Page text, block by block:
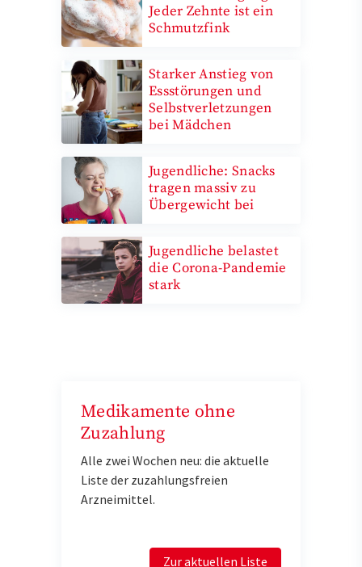
Jeder Zehnte ist ein
Schmutzfink
Starker Anstieg von
Essstörungen und
Selbstverletzungen
bei Mädchen
Jugendliche: Snacks
tragen massiv zu
Übergewicht bei
Jugendliche belastet
die Corona-Pandemie
stark
Medikamente ohne
Zuzahlung
Alle zwei Wochen neu: die aktuelle
Liste der zuzahlungsfreien
Arzneimittel.
Zur aktuellen Liste